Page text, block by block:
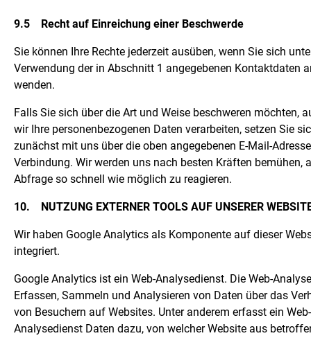
9.5 Recht auf Einreichung einer Beschwerde
Sie können Ihre Rechte jederzeit ausüben, wenn Sie sich
Verwendung der in Abschnitt 1 angegebenen Kontaktdaten
wenden.
Falls Sie sich über die Art und Weise beschweren möchten,
wir Ihre personenbezogenen Daten verarbeiten, setzen Sie
zunächst mit uns über die oben angegebenen E-Mail-
Verbindung. Wir werden uns nach besten Kräften bemühen,
Abfrage so schnell wie möglich zu reagieren.
10. NUTZUNG EXTERNER TOOLS AUF UNSERER
Wir haben Google Analytics als Komponente auf dieser
integriert.
Google Analytics ist ein Web-Analysedienst. Die Web-
Erfassen, Sammeln und Analysieren von Daten über das
von Besuchern auf Websites. Unter anderem erfasst ein Web-
Analysedienst Daten dazu, von welcher Website aus